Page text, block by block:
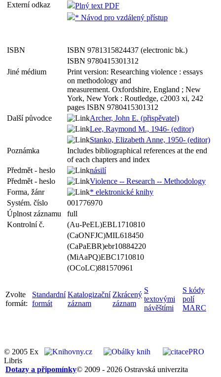
Externí odkaz
Plný text PDF
* Návod pro vzdálený přístup
ISBN
ISBN 9781315824437 (electronic bk.)
ISBN 9780415301312
Jiné médium
Print version: Researching violence : essays
on methodology and
measurement. Oxfordshire, England ; New
York, New York : Routledge, c2003 xi, 242
pages ISBN 9780415301312
Další původce
Archer, John E. (přispěvatel)
Lee, Raymond M., 1946- (editor)
Stanko, Elizabeth Anne, 1950- (editor)
Poznámka
Includes bibliographical references at the end
of each chapters and index
Předmět - heslo
násilí
Předmět - heslo
Violence -- Research -- Methodology
Forma, žánr
* elektronické knihy
Systém. číslo
001776970
Úplnost záznamu
full
Kontrolní č.
(Au-PeEL)EBL1710810
(CaONFJC)MIL618450
(CaPaEBR)ebr10884220
(MiAaPQ)EBC1710810
(OCoLC)881570961
Zvolte
formát:
Standardní
formát
Katalogizační
záznam
Zkrácený
záznam
S
textovými
návěštími
S kódy
polí
MARC
© 2005 Ex
Libris
© 2009 - 2026 Ostravská univerzita
Dotazy a připomínky